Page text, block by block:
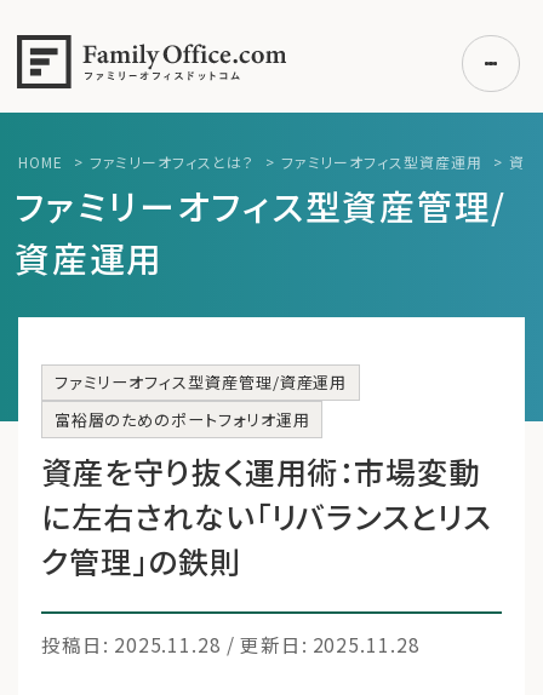
初めての方へ
ご利用の流れ・プラン
事例紹介
エキスパート一覧
無料講座
コラム
利用者の声
無料ご相談 ログイン
運営会社
HOME > ファミリーオフィスとは？ > ファミリーオフィス型資産運用 > 資産
ファミリーオフィス型資産管理/
資産運用
ファミリーオフィス型資産管理/資産運用
富裕層のためのポートフォリオ運用
資産を守り抜く運用術：市場変動
に左右されない「リバランスとリス
ク管理」の鉄則
投稿日: 2025.11.28 / 更新日: 2025.11.28